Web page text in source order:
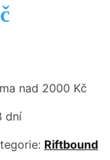
nad 2000 Kč
dní
Riftbound